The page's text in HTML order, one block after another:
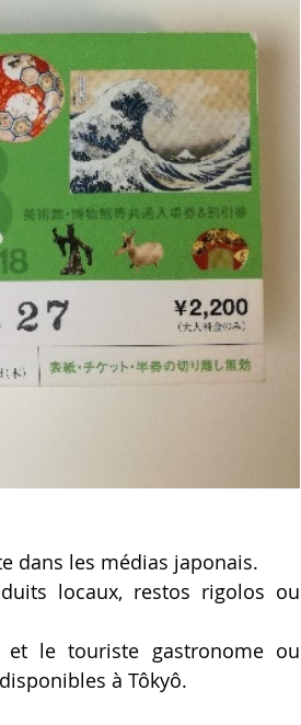
dans les médias japonais.
locaux, restos rigolos ou
et le touriste gastronome ou
à Tôkyô.